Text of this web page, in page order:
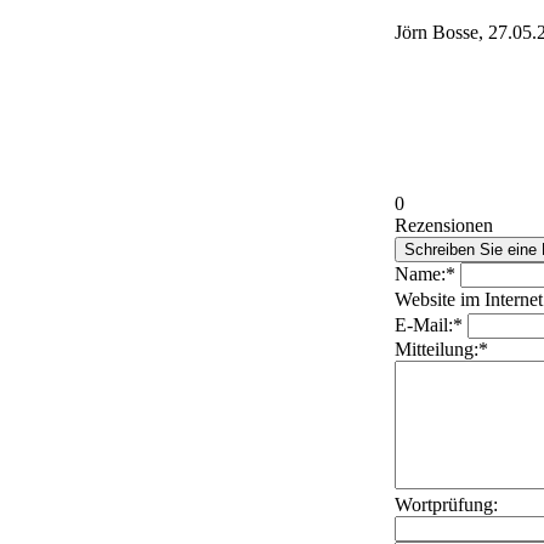
Jörn Bosse,
0
Rezensionen
Name:*
Website im
E-Mail:*
Mitteilung:*
Wortprüfung: